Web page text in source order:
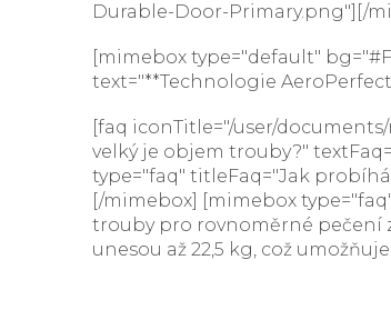
Durable-Door-Primary.png"][/
[mimebox type="default"
text="**Technologie
[faq iconTitle="/user/
velký je objem trouby?"
type="faq" titleFaq="Jak
[/mimebox] [mimebox
trouby pro rovnoměrné pečení
unesou až 22,5 kg, což